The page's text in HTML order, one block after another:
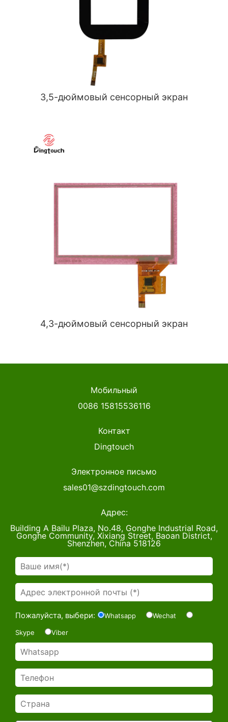
3,5-дюймовый сенсорный экран
4,3-дюймовый сенсорный экран
Мобильный
0086 15815536116
Контакт
Dingtouch
Электронное письмо
sales01@szdingtouch.com
Адрес:
Building A Bailu Plaza, No.48, Gonghe Industrial Road,
Gonghe Community, Xixiang Street, Baoan District,
Shenzhen, China 518126
Пожалуйста, выбери: Whatsapp Wechat
Skype Viber